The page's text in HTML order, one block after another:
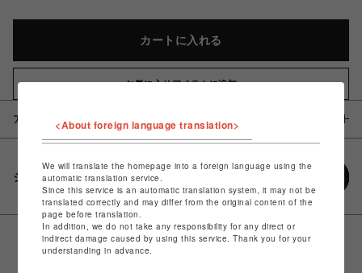
カートに入れる
お気に入りアイテムに追加
アイテム説明 / 素材
シェアする
<About foreign language translation>
We will translate the homepage into a foreign language using the
automatic translation service.
Since this service is an automatic translation system, it may not be
translated correctly and may differ from the original content of the
page before translation.
In addition, we do not take any responsibility for any direct or
indirect damage caused by using this service. Thank you for your
understanding in advance.